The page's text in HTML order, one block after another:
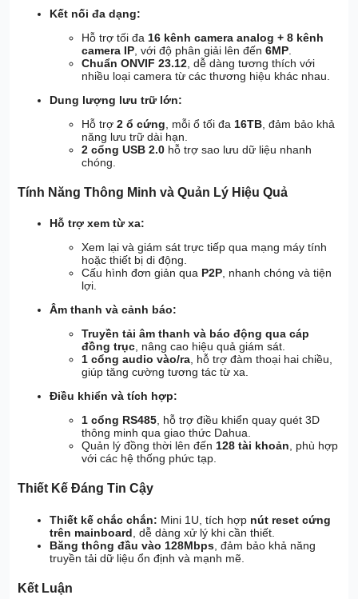
Kết nối đa dạng:
Hỗ trợ tối đa 16 kênh camera analog + 8 kênh
camera IP , với độ phân giải lên đến6MP
Chuẩn ONVIF 23.12 , dễ dàng tương thích với
nhiều loại camera từ các thương hiệu khác nhau.
Dung lượng lưu trữ lớn:
Hỗ trợ2 ổ cứng , mỗi ổ tối đa 16TB , đảm bảo khả
năng lưu trữ dài hạn.
2 cổng USB 2.0 hỗ trợ sao lưu dữ liệu nhanh
chóng.
Tính Năng Thông Minh và Quản Lý Hiệu Quả
Hỗ trợ xem từ xa:
Xem lại và giám sát trực tiếp qua mạng máy tính
hoặc thiết bị di động.
Cấu hình đơn giản qua P2P, nhanh chóng và tiện
lợi.
Âm thanh và cảnh báo:
Truyền tải âm thanh và báo động qua cáp
đồng trục, nâng cao hiệu quả giám sát.
1 cổng audio vào/ra, hỗ trợ đàm thoại hai chiều,
giúp tăng cường tương tác từ xa.
Điều khiển và tích hợp:
1 cổng RS485, hỗ trợ điều khiển quay quét 3D
thông minh qua giao thức Dahua.
Quản lý đồng thời lên đến128 tài khoản, phù hợp
với các hệ thống phức tạp.
Thiết Kế Đáng Tin Cậy
Thiết kế chắc chắn: Mini 1U, tích hợp nút reset cứng
trên mainboard , dễ dàng xử lý khi cần thiết.
Băng thông đầu vào 128Mbps , đảm bảo khả năng
truyền tải dữ liệu ổn định và mạnh mẽ.
Kết Luận